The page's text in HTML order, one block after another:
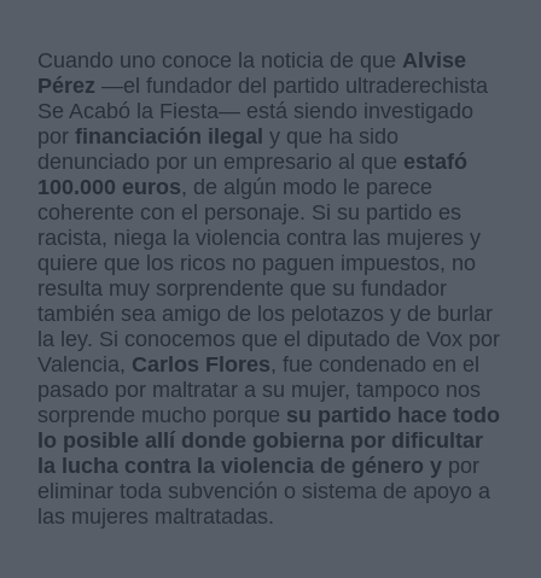
Cuando uno conoce la noticia de que Alvise
Pérez —el fundador del partido ultraderechista
Se Acabó la Fiesta— está siendo investigado
porfinanciación ilegal y que ha sido
denunciado por un empresario al que estafó
100.000 euros, de algún modo le parece
coherente con el personaje. Si su partido es
racista, niega la violencia contra las mujeres y
quiere que los ricos no paguen impuestos, no
resulta muy sorprendente que su fundador
también sea amigo de los pelotazos y de burlar
la ley. Si conocemos que el diputado de Vox por
Valencia, Carlos Flores, fue condenado en el
pasado por maltratar a su mujer, tampoco nos
sorprende mucho porque su partido hace todo
lo posible allí donde gobierna por dificultar
la lucha contra la violencia de género y por
eliminar toda subvención o sistema de apoyo a
las mujeres maltratadas.